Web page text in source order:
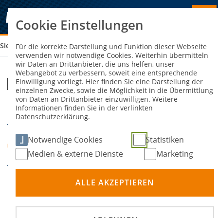
Sie sind hier: MSC MALSCH - MSC UBSTADT-WEIHER
MSC Malsch - MSC Ubstadt-Weiher
DATUM 30. Mai 2026
ORT
Kärntner Straße 4, 76316
Malsch
Motoball
Deutsche Motoball-
Cookie Einstellungen
Für die korrekte Darstellung und Funktion dieser Webseite
verwenden wir notwendige Cookies. Weiterhin übermitteln
wir Daten an Drittanbieter, die uns helfen, unser
Webangebot zu verbessern, soweit eine entsprechende
Einwilligung vorliegt. Hier finden Sie eine Darstellung der
einzelnen Zwecke, sowie die Möglichkeit in die Übermittlung
von Daten an Drittanbieter einzuwilligen. Weitere
Informationen finden Sie in der verlinkten
Datenschutzerklärung.
Notwendige Cookies
Statistiken
Medien & externe Dienste
Marketing
ALLE AKZEPTIEREN